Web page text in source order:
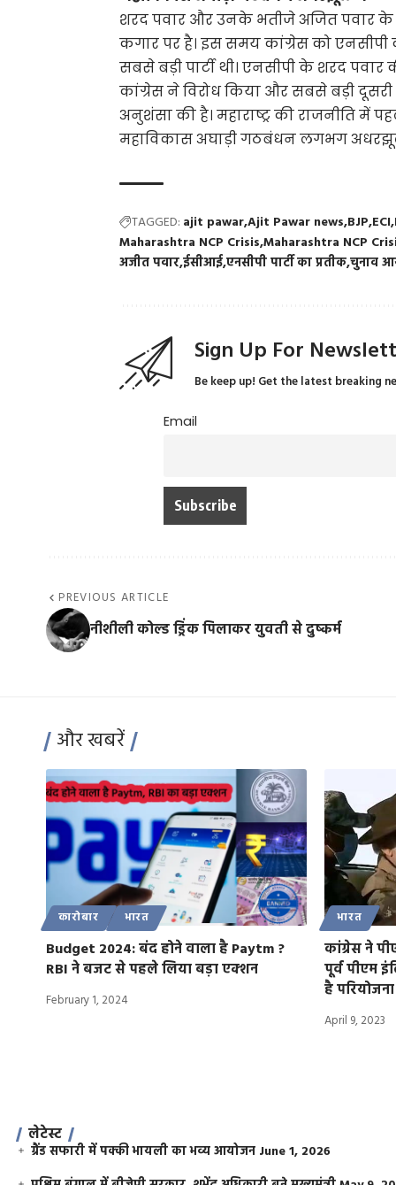
शरद पवार और उनके भतीजे अजित पवार
कगार पर है। इस समय कांग्रेस को
सबसे बड़ी पार्टी थी। एनसीपी के शरद
कांग्रेस ने विरोध किया और सबसे बड़ी
अनुशंसा की है। महाराष्ट्र की राजनीति
महाविकास अघाड़ी गठबंधन लगभग
TAGGED: ajit pawarAjit Pawar news BJP ECI
Maharashtra NCP CrisisMaharashtra NCP
अजीत पवारईसीआईएनसीपी पार्टी का प्रतीकचुनाव
Sign Up For
Be keep up! Get the latest breaking
Email
PREVIOUS ARTICLE
नीशीली कोल्ड ड्रिंक पिलाकर युवती से दुष्कर्म
और खबरें
कारोबार भारत
Budget 2024: बंद होने वाला है Paytm ?
RBI ने बजट से पहले लिया बड़ा एक्शन
February 1, 2024
भारत
कांग्रेस ने
पूर्व पीएम
है परियोजना
April 9, 2023
लेटेस्ट
ग्रैंड सफारी में पक्की भायली का भव्य आयोजन June 1, 2026